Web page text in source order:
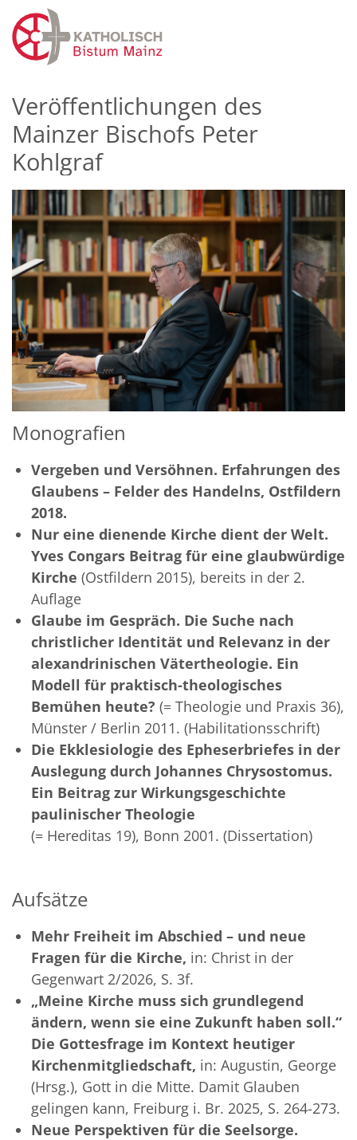
Zum Inhalt springen
Veröffentlichungen des
Mainzer Bischofs Peter
Kohlgraf
Monografien
Vergeben und Versöhnen. Erfahrungen des
Glaubens – Felder des Handelns, Ostfildern
2018.
Nur eine dienende Kirche dient der Welt.
Yves Congars Beitrag für eine glaubwürdige
Kirche (Ostfildern 2015), bereits in der 2.
Auflage
Glaube im Gespräch. Die Suche nach
christlicher Identität und Relevanz in der
alexandrinischen Vätertheologie. Ein
Modell für praktisch-theologisches
Bemühen heute? (= Theologie und Praxis 36),
Münster / Berlin 2011. (Habilitationsschrift)
Die Ekklesiologie des Epheserbriefes in der
Auslegung durch Johannes Chrysostomus.
Ein Beitrag zur Wirkungsgeschichte
paulinischer Theologie
(= Hereditas 19), Bonn 2001. (Dissertation)
Aufsätze
Mehr Freiheit im Abschied – und neue
Fragen für die Kirche, in: Christ in der
Gegenwart 2/2026, S. 3f.
„Meine Kirche muss sich grundlegend
ändern, wenn sie eine Zukunft haben soll.“
Die Gottesfrage im Kontext heutiger
Kirchenmitgliedschaft, in: Augustin, George
(Hrsg.), Gott in die Mitte. Damit Glauben
gelingen kann, Freiburg i. Br. 2025, S. 264-273.
Neue Perspektiven für die Seelsorge.